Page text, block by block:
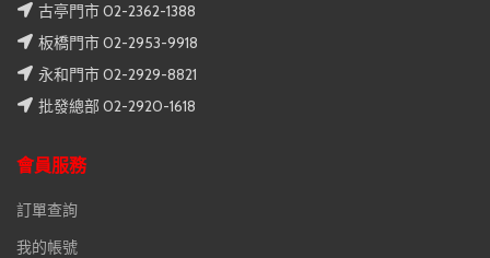
古亭門市 02-2362-1388
板橋門市 02-2953-9918
永和門市 02-2929-8821
批發總部 02-2920-1618
會員服務
訂單查詢
我的帳號